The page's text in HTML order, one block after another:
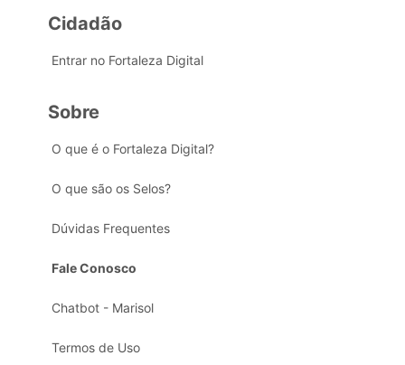
Cidadão
Entrar no Fortaleza Digital
Sobre
O que é o Fortaleza Digital?
O que são os Selos?
Dúvidas Frequentes
Fale Conosco
Chatbot - Marisol
Termos de Uso